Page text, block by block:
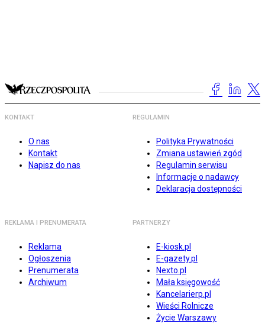
KONTAKT
O nas
Kontakt
Napisz do nas
REGULAMIN
Polityka Prywatności
Zmiana ustawień zgód
Regulamin serwisu
Informacje o nadawcy
Deklaracja dostępności
REKLAMA I PRENUMERATA
Reklama
Ogłoszenia
Prenumerata
Archiwum
PARTNERZY
E-kiosk.pl
E-gazety.pl
Nexto.pl
Mała księgowość
Kancelarierp.pl
Wieści Rolnicze
Życie Warszawy